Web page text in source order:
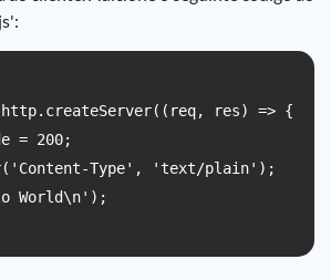
res) => {
= 200;
Type', 'text/plain');
World\n');